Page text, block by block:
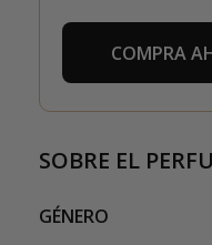
COMPRA
SOBRE EL
GÉNERO